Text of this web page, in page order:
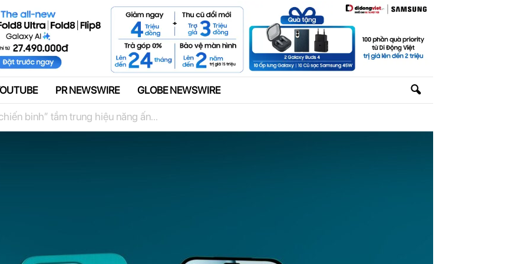
Quảng cáo
PR NEWSWIRE GLOBE NEWSWIRE
binh” tầm trung hiệu năng ấn...